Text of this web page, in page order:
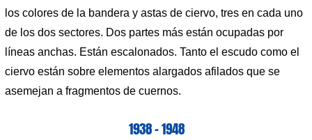
los colores de la bandera y astas de ciervo, tres en cada uno
de los dos sectores. Dos partes más están ocupadas por
líneas anchas. Están escalonados. Tanto el escudo como el
ciervo están sobre elementos alargados afilados que se
asemejan a fragmentos de cuernos.
1938 – 1948